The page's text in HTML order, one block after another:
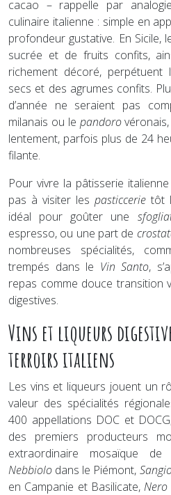
cacao – rappelle par
culinaire italienne : simple en
profondeur gustative. En Sicile,
sucrée et de fruits confits,
richement décoré, perpétuent
secs et des agrumes confits.
d’année ne seraient pas
milanais ou le pandorovéronais,
lentement, parfois plus de 24
filante.
Pour vivre la pâtisserie
pas à visiter les pasticcerie tôt
idéal pour goûter une
espresso, ou une part de
nombreuses spécialités,
trempés dans le Vin Santo,
repas comme douce transition
digestives.
Vins et liqueurs
terroirs italiens
Les vins et liqueurs jouent un
valeur des spécialités
400 appellations DOC et
des premiers producteurs
extraordinaire mosaïque
Nebbiolo dans le Piémont,
en Campanie et Basilicate,Nero